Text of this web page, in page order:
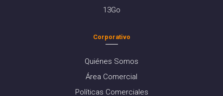
13Go
Corporativo
Quiénes Somos
Área Comercial
Políticas Comerciales